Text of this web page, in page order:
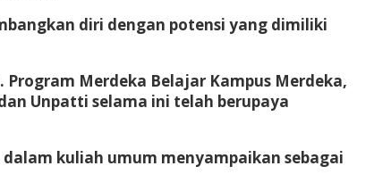
diri dengan potensi yang dimiliki
Merdeka Belajar Kampus Merdeka,
Unpatti selama ini telah berupaya
kuliah umum menyampaikan sebagai